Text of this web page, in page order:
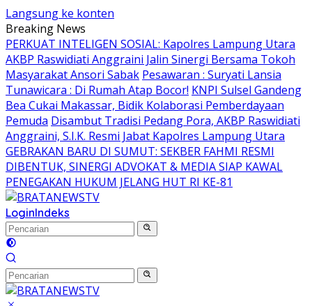
Langsung ke konten
Breaking News
PERKUAT INTELIGEN SOSIAL: Kapolres Lampung Utara
AKBP Raswidiati Anggraini Jalin Sinergi Bersama Tokoh
Masyarakat Ansori Sabak Pesawaran : Suryati Lansia
Tunawicara : Di Rumah Atap Bocor! KNPI Sulsel Gandeng
Bea Cukai Makassar, Bidik Kolaborasi Pemberdayaan
Pemuda Disambut Tradisi Pedang Pora, AKBP Raswidiati
Anggraini, S.I.K. Resmi Jabat Kapolres Lampung Utara
GEBRAKAN BARU DI SUMUT: SEKBER FAHMI RESMI
DIBENTUK, SINERGI ADVOKAT & MEDIA SIAP KAWAL
PENEGAKAN HUKUM JELANG HUT RI KE-81
LoginIndeks